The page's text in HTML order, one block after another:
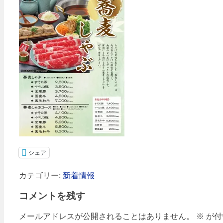
シェア
カテゴリー: 新着情報
コメントを残す
メールアドレスが公開されることはありません。 ※ が